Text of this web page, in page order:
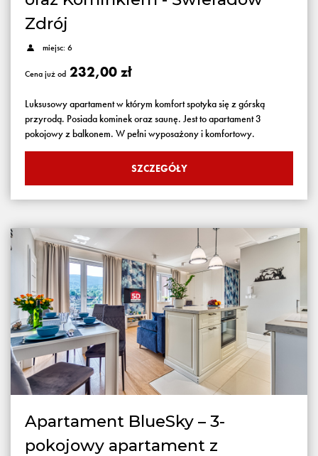
Zdrój
miejsc: 6
Cena już od 232,00 zł
Luksusowy apartament w którym komfort spotyka się z górską
przyrodą. Posiada kominek oraz saunę. Jest to apartament 3
pokojowy z balkonem. W pełni wyposażony i komfortowy.
SZCZEGÓŁY
Apartament BlueSky – 3-
pokojowy apartament z